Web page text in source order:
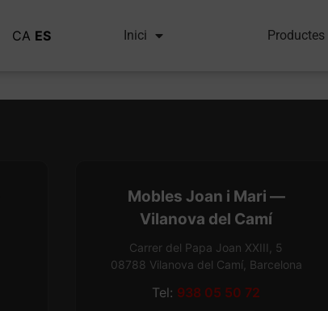
CA ES Inici Productes
Mobles Joan i Mari —
Vilanova del Camí
Carrer del Papa Joan XXIII, 5
08788 Vilanova del Camí, Barcelona
Tel: 938 05 50 72